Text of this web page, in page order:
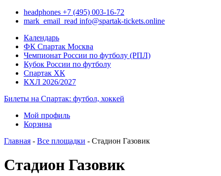
headphones +7 (495) 003-16-72
mark_email_read info@spartak-tickets.online
Календарь
ФК Спартак Москва
Чемпионат России по футболу (РПЛ)
Кубок России по футболу
Спартак ХК
КХЛ 2026/2027
Билеты на Спартак: футбол, хоккей
Мой профиль
Корзина
Главная - Все площадки - Стадион Газовик
Стадион Газовик